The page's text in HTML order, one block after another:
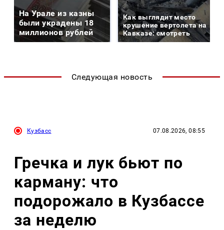
На Урале из казны
были украдены 18
миллионов рублей
Как выглядит место
крушение вертолета на
Кавказе: смотреть
Следующая новость
Кузбасс 07.08.2026, 08:55
Гречка и лук бьют по
карману: что
подорожало в Кузбассе
за неделю